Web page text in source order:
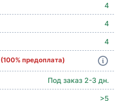
4
4
4
(100% предоплата)
Под заказ 2-3 дн.
>5